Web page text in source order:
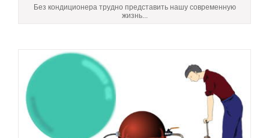
Без кондиционера трудно представить нашу современную
жизнь...